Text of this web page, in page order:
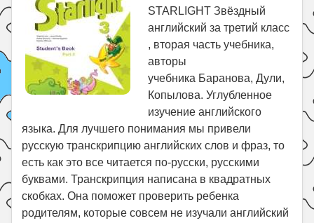
STARLIGHT Звёздный
английский за третий класс
, вторая часть учебника,
авторы
учебника Баранова, Дули,
Копылова. Углубленное
изучение английского
языка. Для лучшего понимания мы привели
русскую транскрипцию английских слов и фраз, то
есть как это все читается по-русски, русскими
буквами. Транскрипция написана в квадратных
скобках. Она поможет проверить ребенка
родителям, которые совсем не изучали английский